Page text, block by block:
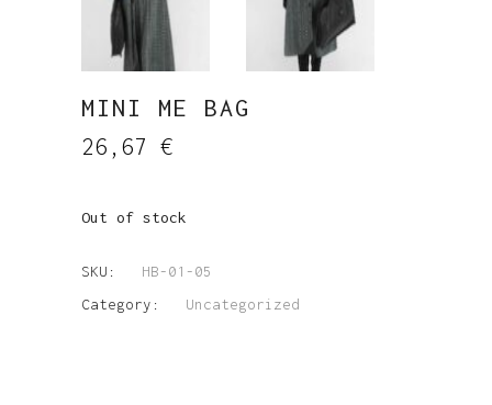
MINI ME BAG
26,67 €
Out of stock
SKU:
HB-01-05
Category:
Uncategorized